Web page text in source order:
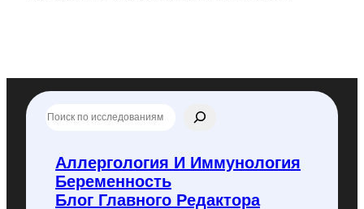
П
о
Аллергология И Иммунология
Беременность
Блог Главного Редактора